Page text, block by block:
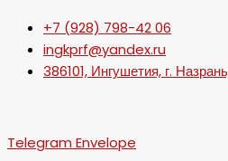
+7 (928) 798-42 06
ingkprf@yandex.ru
386101, Ингушетия, г.
Telegram Envelope